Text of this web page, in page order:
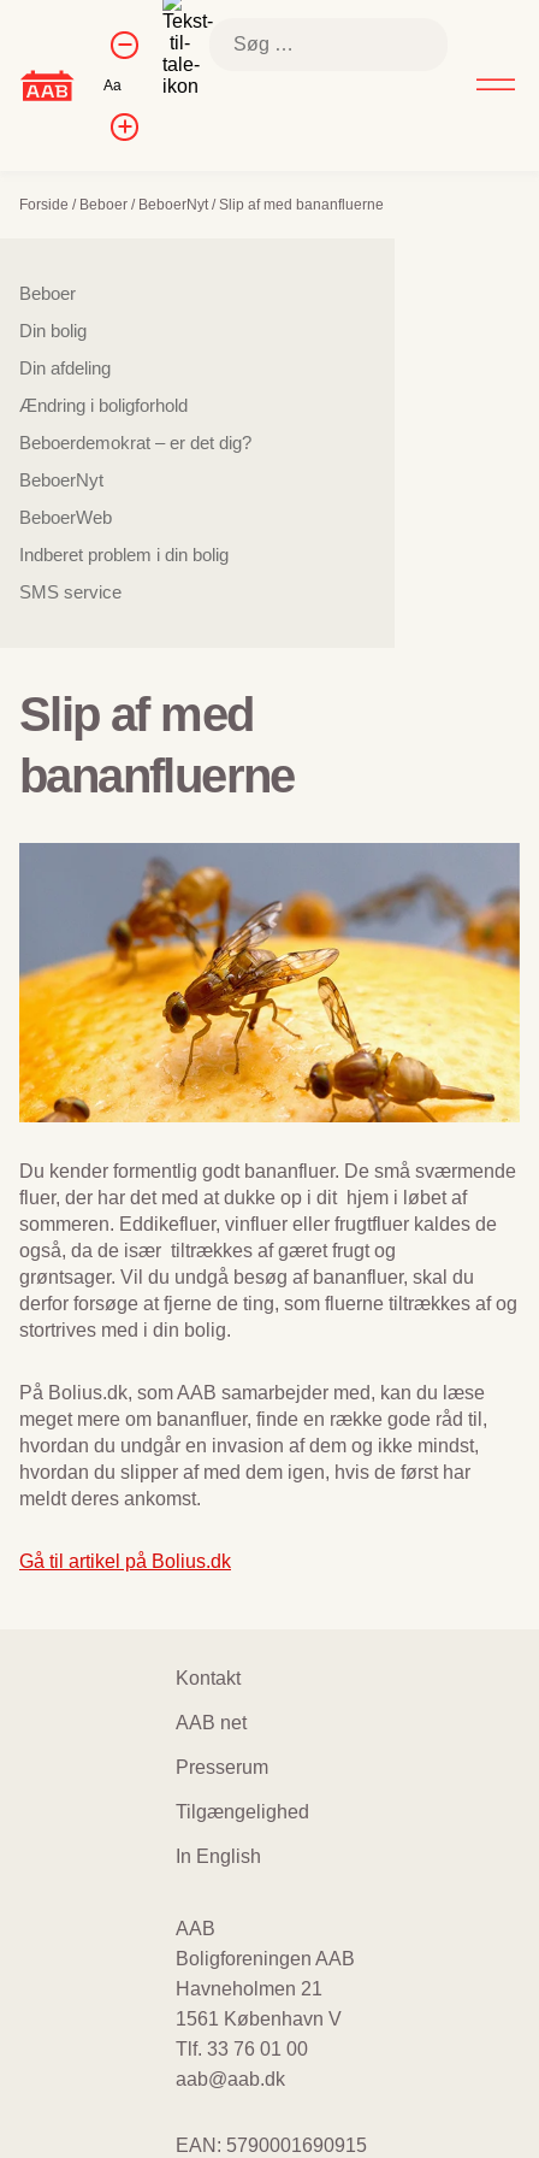
Kontrol af
skriftstørrelse
Formindsk
skriftstørrelse
Aa
Forøg
skriftstørrelsen
Søg
efter:
Forside / Beboer / BeboerNyt/Slip af med bananfluerne
Sidenavigation
Beboer
Din bolig
Din afdeling
Ændring i boligforhold
Beboerdemokrat – er det dig?
BeboerNyt
BeboerWeb
Indberet problem i din bolig
SMS service
Slip af med
bananfluerne
Du kender formentlig godt bananfluer. De små sværmende
fluer, der har det med at dukke op i dit hjem i løbet af
sommeren. Eddikefluer, vinfluer eller frugtfluer kaldes de
også, da de især tiltrækkes af gæret frugt og
grøntsager. Vil du undgå besøg af bananfluer, skal du
derfor forsøge at fjerne de ting, som fluerne tiltrækkes af og
stortrives med i din bolig.
På Bolius.dk, som AAB samarbejder med, kan du læse
meget mere om bananfluer, finde en række gode råd til,
hvordan du undgår en invasion af dem og ikke mindst,
hvordan du slipper af med dem igen, hvis de først har
meldt deres ankomst.
Gå til artikel på Bolius.dk
Footer
navigation
Kontakt
AAB net
Presserum
Tilgængelighed
In English
AAB
Boligforeningen AAB
Havneholmen 21
1561 København V
Tlf. 33 76 01 00
aab@aab.dk
EAN: 5790001690915